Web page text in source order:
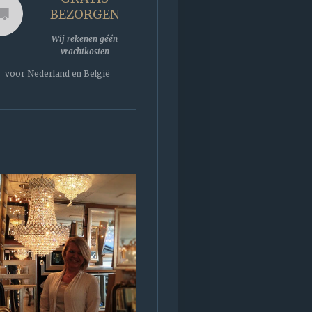
BEZORGEN
Wij rekenen géén
vrachtkosten
voor Nederland en België